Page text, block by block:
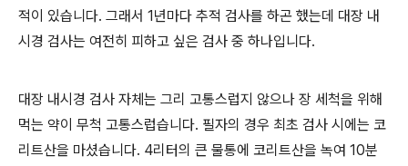
적이 있습니다. 그래서 1년마다 추적 검사를 하곤 했는데 대장 내
시경 검사는 여전히 피하고 싶은 검사 중 하나입니다.
대장 내시경 검사 자체는 그리 고통스럽지 않으나 장 세척을 위해
먹는 약이 무척 고통스럽습니다. 필자의 경우 최초 검사 시에는 코
리트산을 마셨습니다. 4리터의 큰 물통에 코리트산을 녹여 10분